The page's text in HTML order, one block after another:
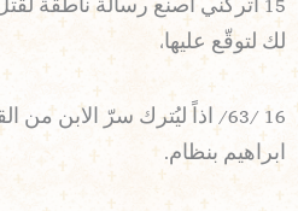
15 اتركني اصنع رسالة ناطقة
لك لتوقّع عليها،
16 /63/ اذاً ليُترك سرّ الابن
ابراهيم بنظام.